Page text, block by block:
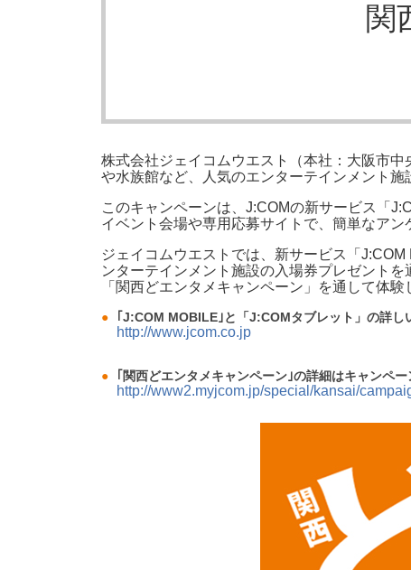
関
株式会社ジェイコムウエスト（本社：大阪市
や水族館など、人気のエンターテインメント
このキャンペーンは、J:COMの新サービス「
イベント会場や専用応募サイトで、簡単なア
ジェイコムウエストでは、新サービス「
ンターテインメント施設の入場券プレゼント
「関西どエンタメキャンペーン」を通して体験
● ｢J:COM MOBILE｣と「J:COMタブレット」の詳
http://www.jcom.co.jp
● ｢関西どエンタメキャンペーン｣の詳細はキャンペ
http://www2.myjcom.jp/special/kansai/